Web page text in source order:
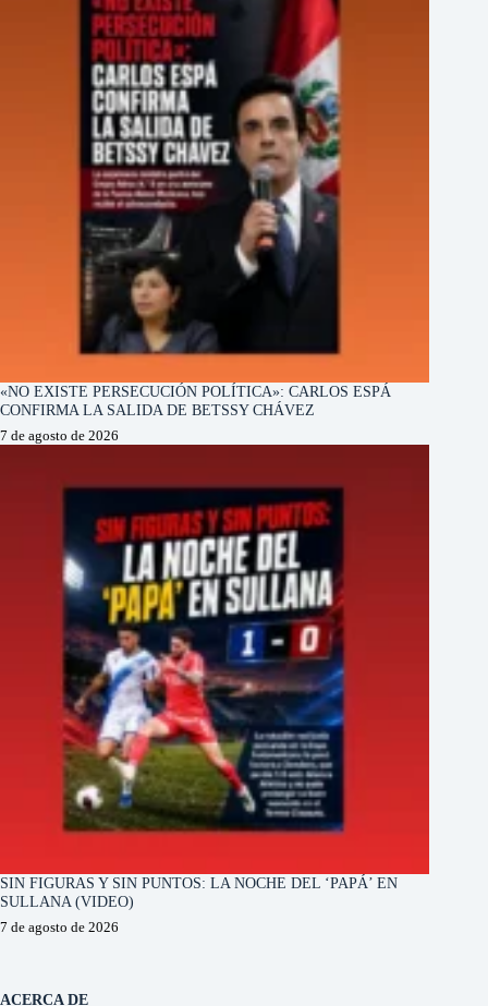
«NO EXISTE PERSECUCIÓN POLÍTICA»: CARLOS ESPÁ
CONFIRMA LA SALIDA DE BETSSY CHÁVEZ
7 de agosto de 2026
SIN FIGURAS Y SIN PUNTOS: LA NOCHE DEL ‘PAPÁ’ EN
SULLANA (VIDEO)
7 de agosto de 2026
ACERCA DE